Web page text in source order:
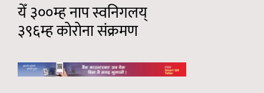
येँ ३००म्ह नाप स्वनिगलय्
३९६म्ह कोरोना संक्रमण